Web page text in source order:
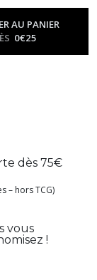
- Méga
AU PANIER
0€25
dès 75€
– hors TCG)
vous
!